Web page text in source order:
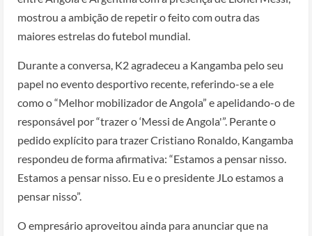
mostrou a ambição de repetir o feito com outra das
maiores estrelas do futebol mundial.
Durante a conversa, K2 agradeceu a Kangamba pelo seu
papel no evento desportivo recente, referindo-se a ele
como o “Melhor mobilizador de Angola” e apelidando-o de
responsável por “trazer o ‘Messi de Angola'”. Perante o
pedido explícito para trazer Cristiano Ronaldo, Kangamba
respondeu de forma afirmativa: “Estamos a pensar nisso.
Estamos a pensar nisso. Eu e o presidente JLo estamos a
pensar nisso”.
O empresário aproveitou ainda para anunciar que na